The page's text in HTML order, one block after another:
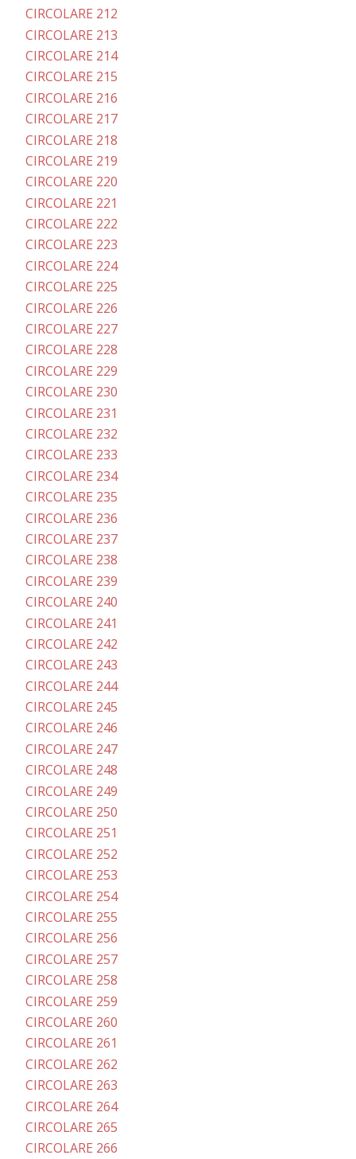
CIRCOLARE 212
CIRCOLARE 213
CIRCOLARE 214
CIRCOLARE 215
CIRCOLARE 216
CIRCOLARE 217
CIRCOLARE 218
CIRCOLARE 219
CIRCOLARE 220
CIRCOLARE 221
CIRCOLARE 222
CIRCOLARE 223
CIRCOLARE 224
CIRCOLARE 225
CIRCOLARE 226
CIRCOLARE 227
CIRCOLARE 228
CIRCOLARE 229
CIRCOLARE 230
CIRCOLARE 231
CIRCOLARE 232
CIRCOLARE 233
CIRCOLARE 234
CIRCOLARE 235
CIRCOLARE 236
CIRCOLARE 237
CIRCOLARE 238
CIRCOLARE 239
CIRCOLARE 240
CIRCOLARE 241
CIRCOLARE 242
CIRCOLARE 243
CIRCOLARE 244
CIRCOLARE 245
CIRCOLARE 246
CIRCOLARE 247
CIRCOLARE 248
CIRCOLARE 249
CIRCOLARE 250
CIRCOLARE 251
CIRCOLARE 252
CIRCOLARE 253
CIRCOLARE 254
CIRCOLARE 255
CIRCOLARE 256
CIRCOLARE 257
CIRCOLARE 258
CIRCOLARE 259
CIRCOLARE 260
CIRCOLARE 261
CIRCOLARE 262
CIRCOLARE 263
CIRCOLARE 264
CIRCOLARE 265
CIRCOLARE 266